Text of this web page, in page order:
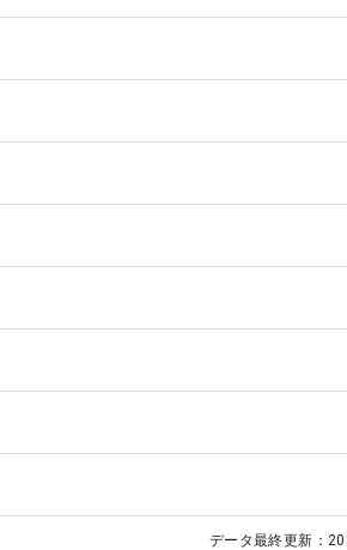
データ最終更新：